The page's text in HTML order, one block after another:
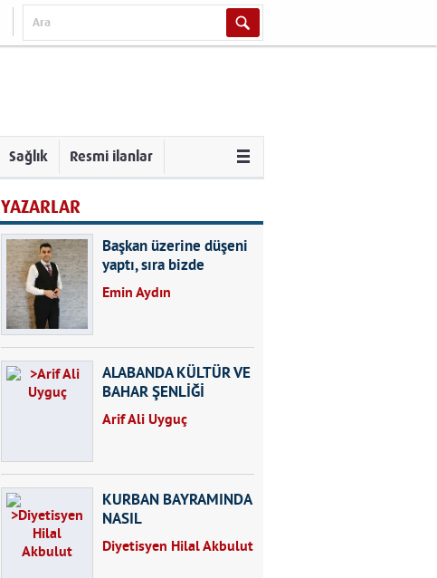
Sağlık Resmi ilanlar
YAZARLAR
Başkan üzerine düşeni
yaptı, sıra bizde
Emin Aydın
ALABANDA KÜLTÜR VE
BAHAR ŞENLİĞİ
Arif Ali Uyguç
KURBAN BAYRAMINDA
NASIL
BESLENMELİYİZ?
Diyetisyen Hilal Akbulut